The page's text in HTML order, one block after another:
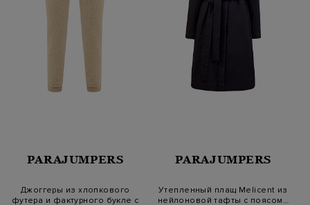
PARAJUMPERS
Джоггеры из хлопкового
футера и фактурного букле с
PARAJUMPERS
Утепленный плащ Melicent из
нейлоновой тафты с поясом…